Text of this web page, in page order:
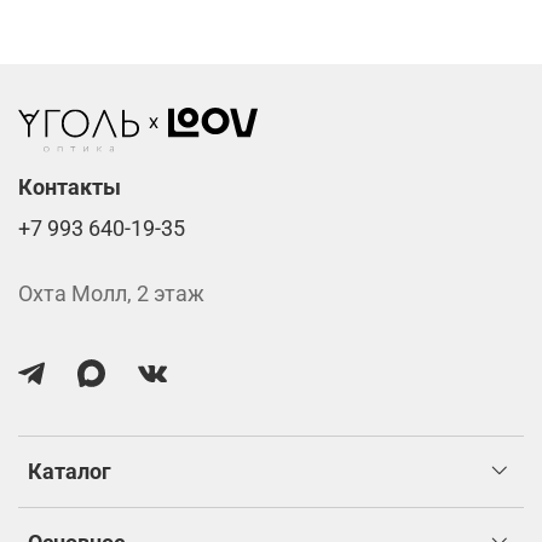
Каталог
Контакты
+7 993 640-19-35
Охта Молл, 2 этаж